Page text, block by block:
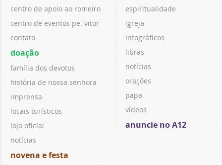
centro de apoio ao romeiro
centro de eventos pe. vitor
contato
doação
família dos devotos
história de nossa senhora
imprensa
locais turísticos
loja oficial
notícias
novena e festa
espiritualidade
igreja
infográficos
libras
notícias
orações
papa
vídeos
anuncie no A12